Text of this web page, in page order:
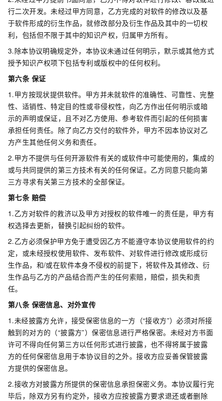
行二次开发。未经过甲方同意，乙方完成的对软件的修改以及基
于软件形成的衍生作品，就修改部分及衍生作品及其中的一切权
利，包括但不限于其中的知识产权，归属甲方所有。
3.除本协议明确规定外，本协议未通过任何明示，默示或其他方式
授予知识产权项下包括专利或版权中的任何权利。
第六条 保证
1.甲方按现状提供软件。甲方并未就软件的准确性、可靠性、完整
性、适销性、特定目的性或非侵权性，向乙方作出任何明示或暗
示的声明或保证，且不对乙方使用、参考软件而引起的任何损害
承担任何责任。除了向乙方交付的软件外，甲方不因本协议对乙
方产生其他任何义务和责任。
2.甲方不提供与任何开源软件有关的或软件中可能使用的，集成的
或与共同提供的第三方技术有关的任何保证。乙方同意只能向第
三方寻求有关第三方技术的全部保证。
第七条 赔偿
1.乙方对软件的救济以及甲方对授权的软件唯一的责任是，甲方有
权选择去更新，替换引起纠纷的软件。
2.乙方必须保护甲方免于遭受因乙方不能遵守本协议使用软件的约
定，或未经授权使用软件、发布软件、对软件进行修改或形成衍
生作品，和/或在软件本身不侵权的前提下，将软件及其修改、衍
生作品与乙方的产品结合而产生的任何索赔，赔偿，损失和责
任。
第八条 保密信息、对外宣传
1.未经披露方允许，接受保密信息的一方（“接收方”）必须对所接
触到的对方的（“披露方”）保密信息进行严格保密。未经对方书面
许可不得向任何第三方以任何形式进行披露，也不得将属于披露
方的任何保密信息用于本协议目的之外。接收方应妥善保管披露
方提供的保密信息。
2.接收方对披露方所提供的保密信息承担保密义务。本协议履行完
毕后，除双方另有约定外，接收方应按披露方要求退还或者删除